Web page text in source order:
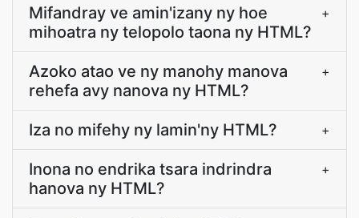
Mifandray ve amin'izany ny hoe
mihoatra ny telopolo taona ny HTML?
+
Azoko atao ve ny manohy manova
rehefa avy nanova ny HTML?
+
Iza no mifehy ny lamin'ny HTML? +
Inona no endrika tsara indrindra
hanova ny HTML?
+